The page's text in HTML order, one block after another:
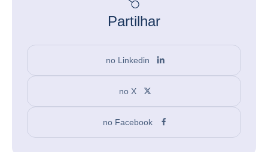
Partilhar
no Linkedin
no X
no Facebook